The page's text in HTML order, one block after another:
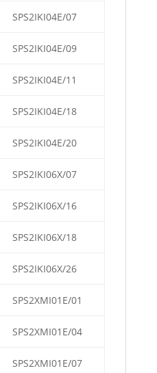
SPS2IKI04E/07
SPS2IKI04E/09
SPS2IKI04E/11
SPS2IKI04E/18
SPS2IKI04E/20
SPS2IKI06X/07
SPS2IKI06X/16
SPS2IKI06X/18
SPS2IKI06X/26
SPS2XMI01E/01
SPS2XMI01E/04
SPS2XMI01E/07